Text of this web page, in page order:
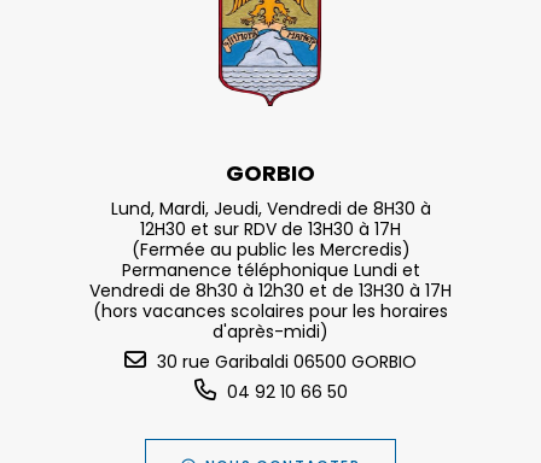
GORBIO
Lund, Mardi, Jeudi, Vendredi de 8H30 à
12H30 et sur RDV de 13H30 à 17H
(Fermée au public les Mercredis)
Permanence téléphonique Lundi et
Vendredi de 8h30 à 12h30 et de 13H30 à 17H
(hors vacances scolaires pour les horaires
d'après-midi)
30 rue Garibaldi 06500 GORBIO
04 92 10 66 50